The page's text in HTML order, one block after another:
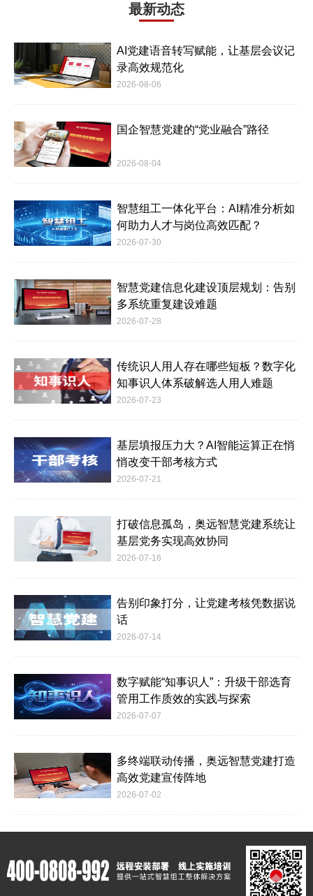
最新动态
AI党建语音转写赋能，让基层会议记
录高效规范化
2026-08-06
国企智慧党建的“党业融合”路径
2026-08-04
智慧组工一体化平台：AI精准分析如
何助力人才与岗位高效匹配？
2026-07-30
智慧党建信息化建设顶层规划：告别
多系统重复建设难题
2026-07-28
传统识人用人存在哪些短板？数字化
知事识人体系破解选人用人难题
2026-07-23
基层填报压力大？AI智能运算正在悄
悄改变干部考核方式
2026-07-21
打破信息孤岛，奥远智慧党建系统让
基层党务实现高效协同
2026-07-16
告别印象打分，让党建考核凭数据说
话
2026-07-14
数字赋能“知事识人”：升级干部选育
管用工作质效的实践与探索
2026-07-07
多终端联动传播，奥远智慧党建打造
高效党建宣传阵地
2026-07-02